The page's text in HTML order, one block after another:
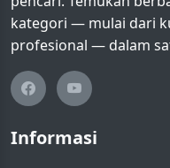
kategori — mulai dari
profesional — dalam
Informasi